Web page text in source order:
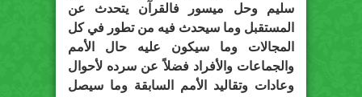
سليم وحل ميسور فالقرآن يتحدث عن
المستقبل وما سيحدث فيه من تطور في كل
المجالات وما سيكون عليه حال الأمم
والجماعات والأفراد فضلاً عن سرده لأحوال
وعادات وتقاليد الأمم السابقة وما سيصل